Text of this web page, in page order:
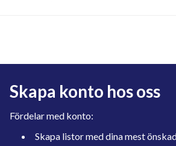
Skapa konto hos oss
Fördelar med konto:
Skapa listor med dina mest